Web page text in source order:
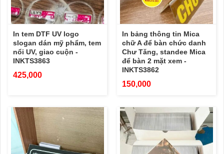
In tem DTF UV logo
slogan dán mỹ phẩm, tem
nổi UV, giao cuộn -
INKTS3863
425,000
In bảng thông tin Mica
chữ A để bàn chức danh
Chư Tăng, standee Mica
để bàn 2 mặt xem -
INKTS3862
150,000